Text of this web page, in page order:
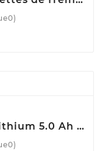
Batterie Red Lithium 5.0 Ah M18™ M18 B5 Milwaukee 4932430483